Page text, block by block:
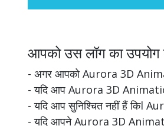
आपको उस लॉग का उपयोग
- अगर आपको Aurora 3D
- यदि आप Aurora 3D
- यदि आप सुनिश्चित नहीं हैं किl
- यदि आपने Aurora 3D